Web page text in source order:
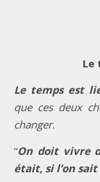
Le
Le temps est
que ces deux
changer.
“On doit vivre
était, si l’on